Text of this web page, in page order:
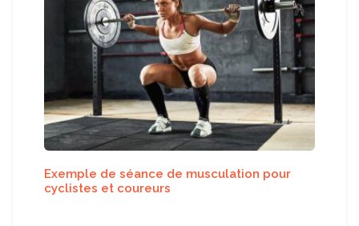
Exemple de séance de musculation pour
cyclistes et coureurs